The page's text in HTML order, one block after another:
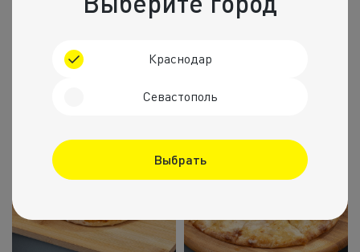
Пицца с курицей и
грибами
600гр
Краснодар
Севастополь
Выбрать